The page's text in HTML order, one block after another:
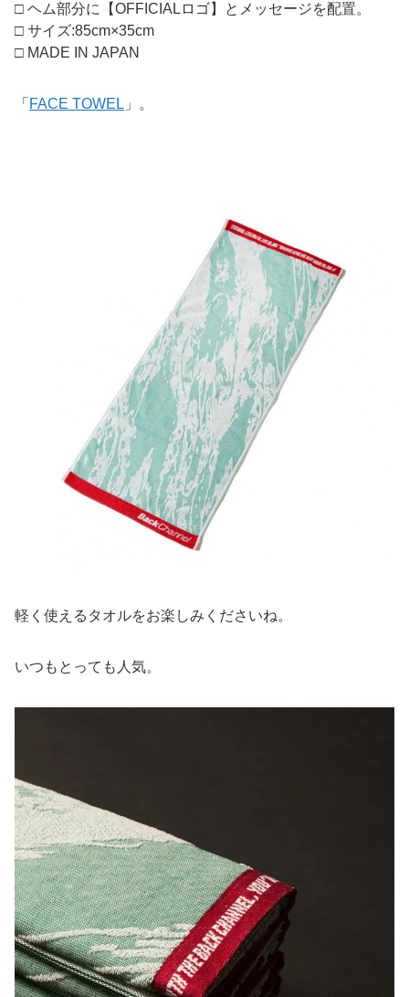
□ ヘム部分に【OFFICIALロゴ】とメッセージを配置。
□ サイズ:85cm×35cm
□ MADE IN JAPAN
「 FACE TOWEL 」。
軽く使えるタオルをお楽しみくださいね。
いつもとっても人気。